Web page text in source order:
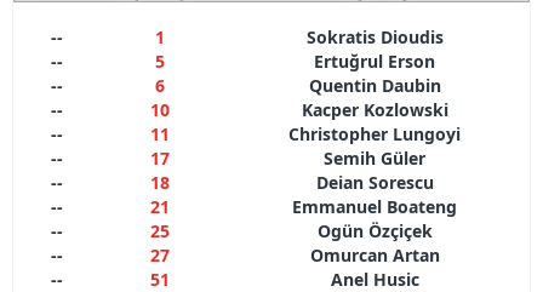
-- 1
Sokratis Dioudis
--
5
Ertuğrul Erson
--
6
Quentin Daubin
--
10
Kacper Kozlowski
--
11
Christopher Lungoyi
--
17
Semih Güler
--
18
Deian Sorescu
--
21
Emmanuel Boateng
--
25
Ogün Özçiçek
--
27
Omurcan Artan
--
51 Anel Husic